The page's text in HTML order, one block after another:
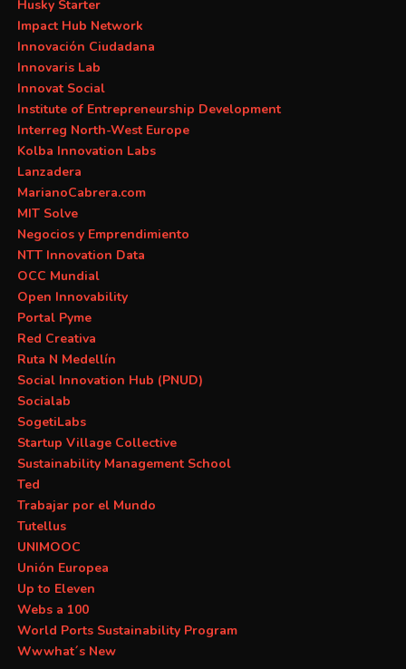
Husky Starter
Impact Hub Network
Innovación Ciudadana
Innovaris Lab
Innovat Social
Institute of Entrepreneurship Development
Interreg North-West Europe
Kolba Innovation Labs
Lanzadera
MarianoCabrera.com
MIT Solve
Negocios y Emprendimiento
NTT Innovation Data
OCC Mundial
Open Innovability
Portal Pyme
Red Creativa
Ruta N Medellín
Social Innovation Hub (PNUD)
Socialab
SogetiLabs
Startup Village Collective
Sustainability Management School
Ted
Trabajar por el Mundo
Tutellus
UNIMOOC
Unión Europea
Up to Eleven
Webs a 100
World Ports Sustainability Program
Wwwhat´s New